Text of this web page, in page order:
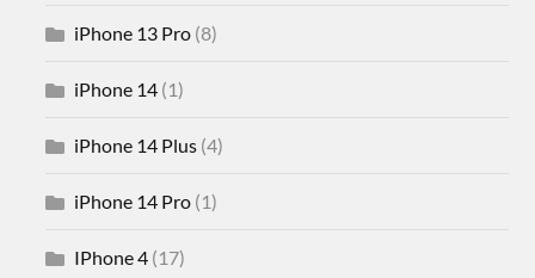
iPhone 13 Pro (8)
iPhone 14 (1)
iPhone 14 Plus (4)
iPhone 14 Pro (1)
IPhone 4 (17)